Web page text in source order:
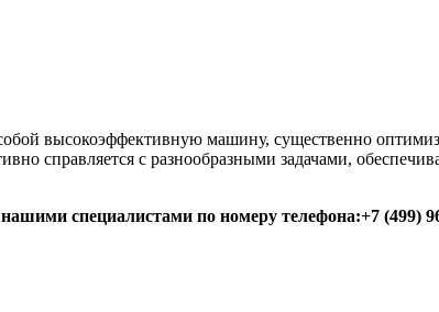
высокоэффективную машину, существенно
справляется с разнообразными задачами,
специалистами по номеру телефона:+7 (499)